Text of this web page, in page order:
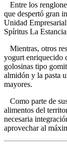
Entre los
que despertó gran
Unidad
Spíritus La
Mientras, otros
yogurt enriquecido
golosinas tipo
almidón y la pasta
mayores.
Como parte de
alimentos del
necesaria
aprovechar al